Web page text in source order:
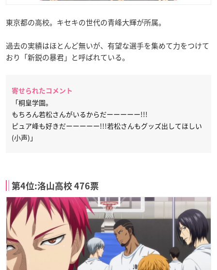
東京都の高校。キセキの世代の青峰大輝が所属。
過去の実績はほとんど無いが、有望な選手を集めて力をつけて
おり「新鋭の暴君」と呼ばれている。
寄せられたコメント
「桐皇学園。
もちろん若松さんがいるからだーーーーー!!!
ピュア峰も好きだーーーーー!!!若松さんもグッズ出してほしい
(小声)」
第4位:洛山高校 476票